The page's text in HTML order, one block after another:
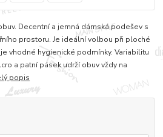
Decentní a jemná dámská podešev s
prostoru. Je ideální volbou při ploché
vhodné hygienické podmínky. Variabilitu
a patní pásek udrží obuv vždy na
popis